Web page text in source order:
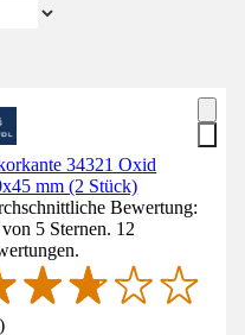
34321 Oxid
mm (2 Stück)
Bewertung:
5 Sternen. 12
)